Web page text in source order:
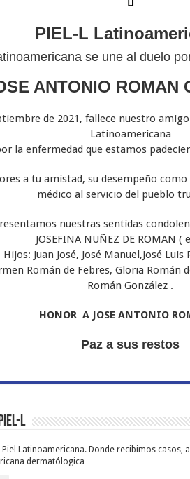
PIEL-L
se une al duelo
ANTONIO ROMAN
de 2021, fallece nuestro
Latinoamericana
la enfermedad que estamos
a tu amistad, su desempeño
médico al servicio del pueblo
nuestras sentidas
JOSEFINA NUÑEZ DE ROMAN (
Hijos: Juan José, José Manuel,José Luis
Román de Febres, Gloria Román
Román González .
HONOR A JOSE ANTONIO
Paz a sus restos
L
Latinoamericana. Donde recibimos
dermatólogica